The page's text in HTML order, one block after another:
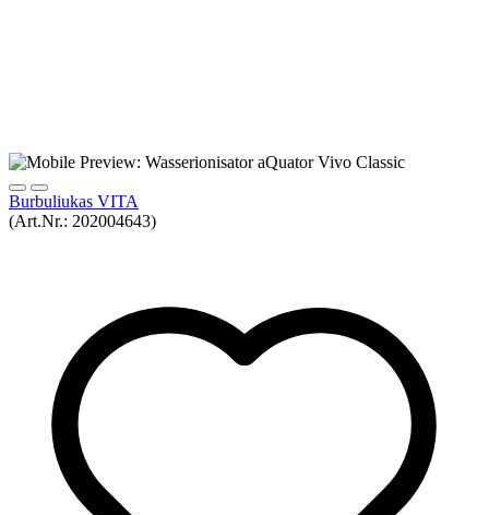
Burbuliukas VITA
(Art.Nr.: 202004643)